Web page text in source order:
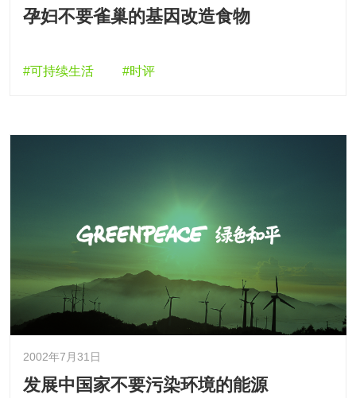
孕妇不要雀巢的基因改造食物
#可持续生活 #时评
2002年7月31日
发展中国家不要污染环境的能源